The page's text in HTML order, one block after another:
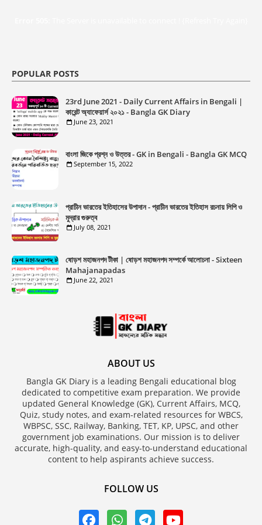
POPULAR POSTS
23rd June 2021 - Daily Current Affairs in Bengali |
কারেন্ট অ্যাফেয়ার্স ২০২১ - Bangla GK Diary
June 23, 2021
বাংলা জিকে প্রশ্ন ও উত্তর - GK in Bengali - Bangla GK MCQ
September 15, 2022
প্রাচীন ভারতের ইতিহাসের উপাদান - প্রাচীন ভারতের ইতিহাস রচনায় লিপি ও
মুদ্রার গুরুত্ব
July 08, 2021
ষোড়শ মহাজনপদ টীকা | ষোড়শ মহাজনপদ সম্পর্কে আলোচনা - Sixteen
Mahajanapadas
June 22, 2021
ABOUT US
Bangla GK Diary is a leading Bengali educational blog
dedicated to competitive exam preparation. We provide
updated General Knowledge (GK), Current Affairs, MCQ,
Quiz, study notes, and exam-related resources for WBCS,
WBPSC, SSC, Railway, Banking, TET, KP, UPSC, and other
government job examinations. Our mission is to deliver
accurate, high-quality, and easy-to-understand educational
content to help aspirants achieve success.
FOLLOW US